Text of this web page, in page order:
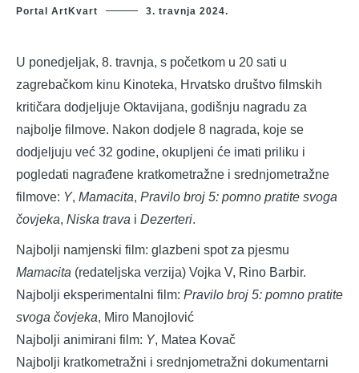
Portal ArtKvart 3. travnja 2024.
U ponedjeljak, 8. travnja, s početkom u 20 sati u
zagrebačkom kinu Kinoteka, Hrvatsko društvo filmskih
kritičara dodjeljuje Oktavijana, godišnju nagradu za
najbolje filmove. Nakon dodjele 8 nagrada, koje se
dodjeljuju već 32 godine, okupljeni će imati priliku i
pogledati nagrađene kratkometražne i srednjometražne
filmove: Y, Mamacita, Pravilo broj 5: pomno pratite svoga
čovjeka, Niska trava i Dezerteri.
Najbolji namjenski film: glazbeni spot za pjesmu
Mamacita (redateljska verzija) Vojka V, Rino Barbir.
Najbolji eksperimentalni film: Pravilo broj 5: pomno pratite
svoga čovjeka, Miro Manojlović
Najbolji animirani film: Y, Matea Kovač
Najbolji kratkometražni i srednjometražni dokumentarni